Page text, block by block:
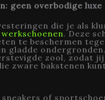
geen overbodige luxe
die je als
. Deze
te beschermen
gladde
zool, zodat
zware bakstenen
sneakers of